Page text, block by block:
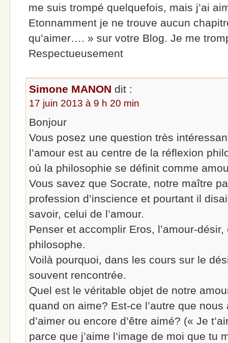
me suis trompé quelquefois, mais j’ai
Etonnamment je ne trouve aucun
qu’aimer…. » sur votre Blog. Je me
Respectueusement
Simone MANON dit :
17 juin 2013 à 9 h 20 min
Bonjour
Vous posez une question très
l’amour est au centre de la réflexion
où la philosophie se définit comme
Vous savez que Socrate, notre maître
profession d’inscience et pourtant il
savoir, celui de l’amour.
Penser et accomplir Eros, l’amour-
philosophe.
Voilà pourquoi, dans les cours sur le
souvent rencontrée.
Quel est le véritable objet de notre
quand on aime? Est-ce l’autre que
d’aimer ou encore d’être aimé? (« Je
parce que j’aime l’image de moi que tu